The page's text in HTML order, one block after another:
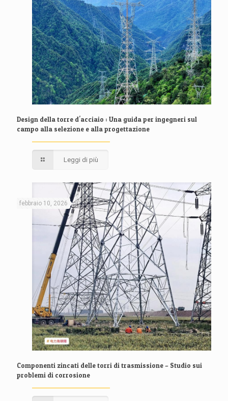
Design della torre d'acciaio : Una guida per ingegneri sul
campo alla selezione e alla progettazione
Leggi di più
febbraio 10, 2026
Componenti zincati delle torri di trasmissione – Studio sui
problemi di corrosione